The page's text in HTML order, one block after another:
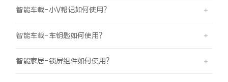
智能车载-小V帮记如何使用？
智能车载-车钥匙如何使用？
智能家居-锁屏组件如何使用？